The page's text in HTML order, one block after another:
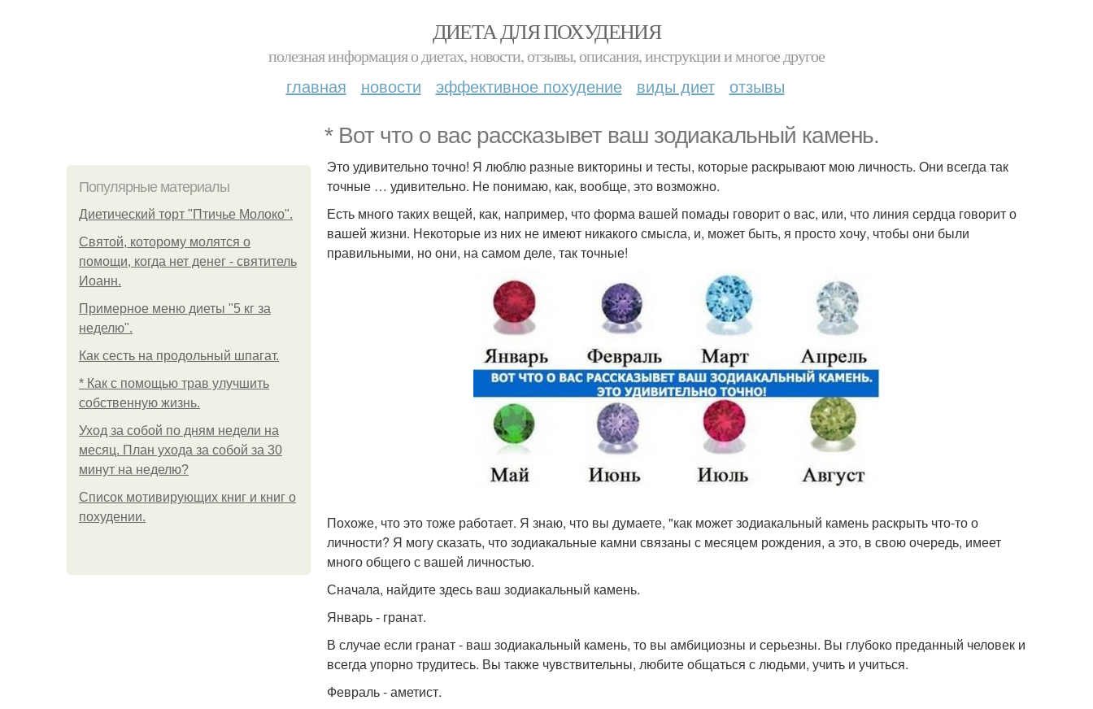
ДИЕТА ДЛЯ ПОХУДЕНИЯ
полезная информация о диетах, новости, отзывы, описания, инструкции и многое другое
главная новости эффективное похудение виды диет отзывы
* Вот что о вас рассказывет ваш зодиакальный камень.
Популярные материалы
Диетический торт "Птичье Молоко".
Святой, которому молятся о
помощи, когда нет денег - святитель
Иоанн.
Примерное меню диеты "5 кг за
неделю".
Как сесть на продольный шпагат.
* Как с помощью трав улучшить
собственную жизнь.
Уход за собой по дням недели на
месяц. План ухода за собой за 30
минут на неделю?
Список мотивирующих книг и книг о
похудении.
Это удивительно точно! Я люблю разные викторины и тесты, которые раскрывают мою личность. Они всегда так
точные … удивительно. Не понимаю, как, вообще, это возможно.
Есть много таких вещей, как, например, что форма вашей помады говорит о вас, или, что линия сердца говорит о
вашей жизни. Некоторые из них не имеют никакого смысла, и, может быть, я просто хочу, чтобы они были
правильными, но они, на самом деле, так точные!
Похоже, что это тоже работает. Я знаю, что вы думаете, "как может зодиакальный камень раскрыть что-то о
личности? Я могу сказать, что зодиакальные камни связаны с месяцем рождения, а это, в свою очередь, имеет
много общего с вашей личностью.
Сначала, найдите здесь ваш зодиакальный камень.
Январь - гранат.
В случае если гранат - ваш зодиакальный камень, то вы амбициозны и серьезны. Вы глубоко преданный человек и
всегда упорно трудитесь. Вы также чувствительны, любите общаться с людьми, учить и учиться.
Февраль - аметист.